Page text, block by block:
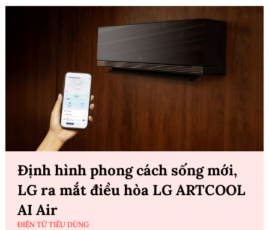
Định hình phong cách sống mới,
LG ra mắt điều hòa LG ARTCOOL
AI Air
ĐIỆN TỬ TIÊU DÙNG